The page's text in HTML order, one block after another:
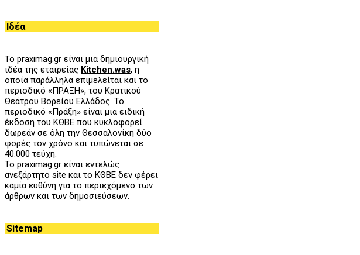
Ιδέα
Το praximag.gr είναι μια δημιουργική
ιδέα της εταιρείας Kitchen.was, η
οποία παράλληλα επιμελείται και το
περιοδικό «ΠΡΑΞΗ», του Kρατικού
Θεάτρου Βορείου Ελλάδος. Το
περιοδικό «Πράξη» είναι μια ειδική
έκδοση του ΚΘΒΕ που κυκλοφορεί
δωρεάν σε όλη την Θεσσαλονίκη δύο
φορές τον χρόνο και τυπώνεται σε
40.000 τεύχη.
Το praximag.gr είναι εντελώς
ανεξάρτητο site και το ΚΘΒΕ δεν φέρει
καμία ευθύνη για το περιεχόμενο των
άρθρων και των δημοσιεύσεων.
Sitemap